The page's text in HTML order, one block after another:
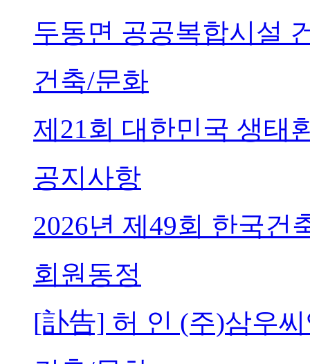
두동면 공공복합시설
건축/문화
제21회 대한민국 생태
공지사항
2026년 제49회 한국건
회원동정
[訃告] 허 인 (주)삼우